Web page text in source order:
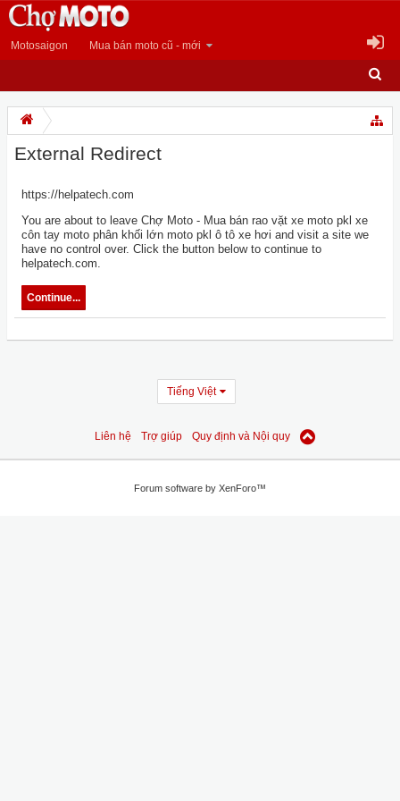
Motosaigon Mua bán moto cũ - mới
External Redirect
https://helpatech.com
You are about to leave Chợ Moto - Mua bán rao vặt xe moto pkl xe
côn tay moto phân khối lớn moto pkl ô tô xe hơi and visit a site we
have no control over. Click the button below to continue to
helpatech.com.
Continue...
Tiếng Việt
Liên hệ Trợ giúp Quy định và Nội quy
Forum software by XenForo™